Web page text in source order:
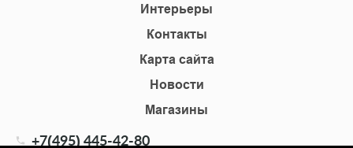
Интерьеры
Контакты
Карта сайта
Новости
Магазины
+7(495) 445-42-80